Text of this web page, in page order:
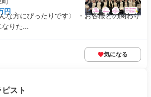
円
な方にぴったりです〉 ・お客様との関わり
りた...
気になる
スト